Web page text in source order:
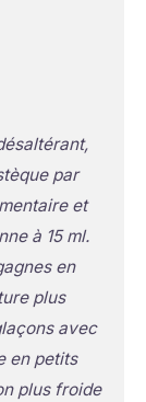
par
et
à 15 ml.
en
plus
avec
en petits
plus froide